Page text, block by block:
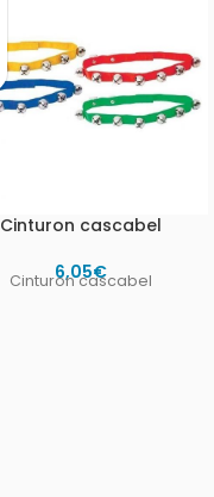
Cinturon cascabel
6,05€
Cinturon cascabel